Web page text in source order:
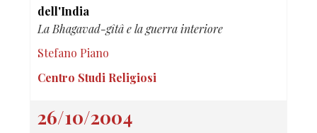
dell'India
La Bhagavad-gîtâ e la guerra interiore
Stefano Piano
Centro Studi Religiosi
26/10/2004